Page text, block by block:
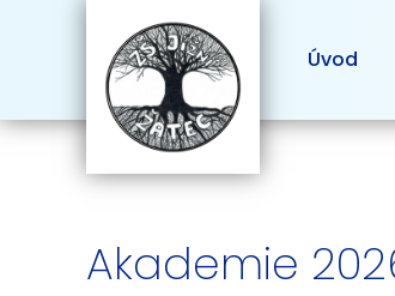
Úvod
Akademie